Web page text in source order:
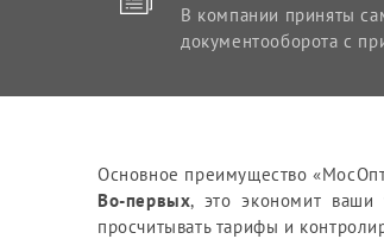
В компании приняты
документооборота с
Основное преимущество
Во-первых, это экономит ваши
просчитывать тарифы и